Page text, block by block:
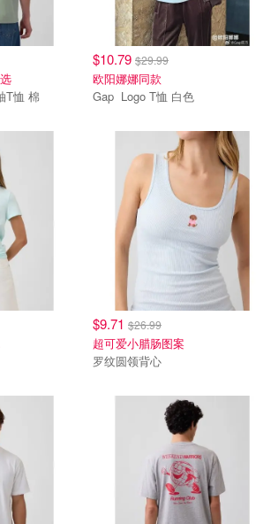
T恤 棉
$10.79 $29.99
欧阳娜娜同款
Gap Logo T恤 白色
$9.71 $26.99
超可爱小腊肠图案
罗纹圆领背心